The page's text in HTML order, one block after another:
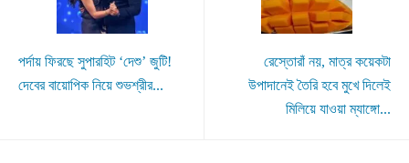
পর্দায় ফিরছে সুপারহিট ‘দেশু’ জুটি!
দেবের বায়োপিক নিয়ে শুভশ্রীর...
রেস্তোরাঁ নয়, মাত্র কয়েকটা
উপাদানেই তৈরি হবে মুখে দিলেই
মিলিয়ে যাওয়া ম্যাঙ্গো...